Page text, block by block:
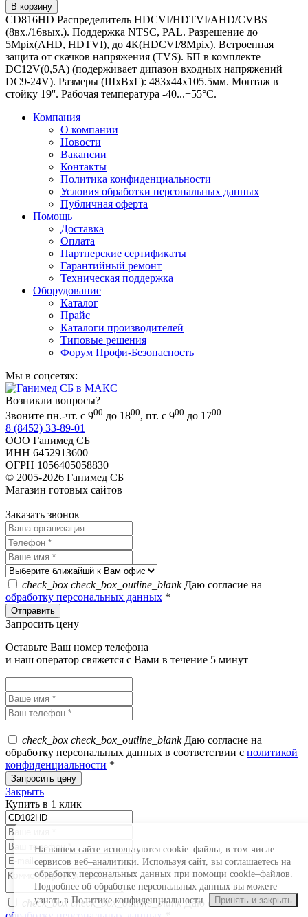
На нашем сайте используются cookie–файлы, в том числе
сервисов веб–аналитики. Используя сайт, вы соглашаетесь на
обработку персональных данных при помощи cookie–файлов.
Подробнее об обработке персональных данных вы можете
узнать в Политике конфиденциальности.
Принять и закрыть
В корзину
CD816HD Распределитель HDCVI/HDTVI/AHD/CVBS
(8вх./16вых.). Поддержка NTSC, PAL. Разрешение до
5Mpix(AHD, HDTVI), до 4К(HDCVI/8Mpix). Встроенная
защита от скачков напряжения (TVS). БП в комплекте
DC12V(0,5A) (подерживает дипазон входных напряжений
DC9-24V). Размеры (ШxВxГ): 483x44x105.5мм. Монтаж в
стойку 19''. Рабочая температура -40...+55°C.
Компания
О компании
Новости
Вакансии
Контакты
Политика конфиденциальности
Условия обработки персональных данных
Публичная оферта
Помощь
Доставка
Оплата
Партнерские сертификаты
Гарантийный ремонт
Техническая поддержка
Оборудование
Каталог
Прайс
Каталоги производителей
Типовые решения
Форум Профи-Безопасность
Мы в соцсетях:
Возникли вопросы?
Звоните пн.-чт. с 900 до 1800, пт. с 900 до 1700
8 (8452) 33-89-01
ООО Ганимед СБ
ИНН 6452913600
ОГРН 1056405058830
© 2005-2026 Ганимед СБ
Магазин готовых сайтов
Заказать звонок
check_box check_box_outline_blankДаю согласие на
обработку персональных данных *
Запросить цену
Оставьте Ваш номер телефона
и наш оператор свяжется с Вами в течение 5 минут
check_box check_box_outline_blankДаю согласие на
обработку персональных данных в соответствии с политикой
конфиденциальности *
Закрыть
Купить в 1 клик
check_box check_box_outline_blankДаю согласие на